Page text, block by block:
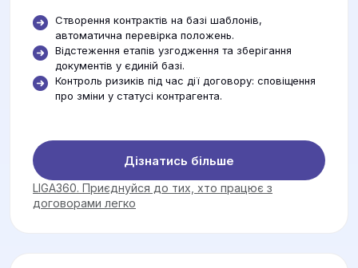
Створення контрактів на базі шаблонів,
автоматична перевірка положень.
Відстеження етапів узгодження та зберігання
документів у єдиній базі.
Контроль ризиків під час дії договору: сповіщення
про зміни у статусі контрагента.
Дізнатись більше
LIGA360. Приєднуйся до тих, хто працює з
договорами легко